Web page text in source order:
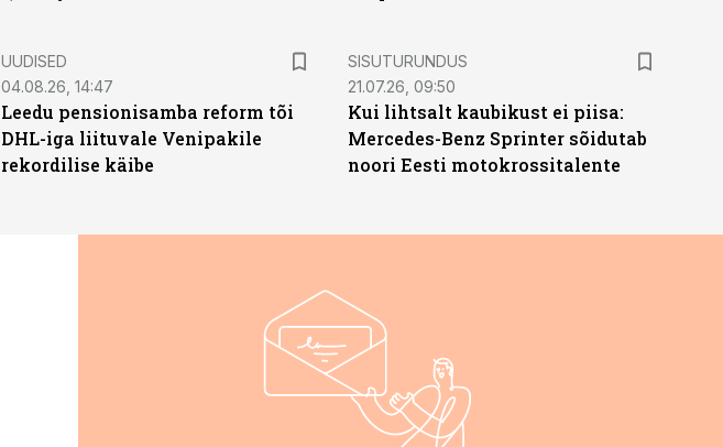
UUDISED
04.08.26, 14:47
Leedu pensionisamba reform tõi
DHL-iga liituvale Venipakile
rekordilise käibe
ST
SISUTURUNDUS
21.07.26, 09:50
Kui lihtsalt kaubikust ei piisa:
Mercedes-Benz Sprinter sõidutab
noori Eesti motokrossitalente